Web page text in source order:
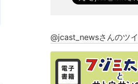
@jcast_newsさんのツ